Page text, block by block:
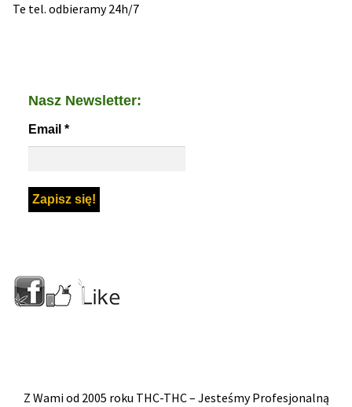
Te tel. odbieramy 24h/7
Nasz Newsletter:
Email *
Z Wami od 2005 roku THC-THC – Jesteśmy Profesjonalną